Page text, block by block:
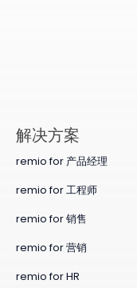
​解决方案
remio for 产品经理
remio for 工程师
remio for 销售
remio for 营销
remio for HR